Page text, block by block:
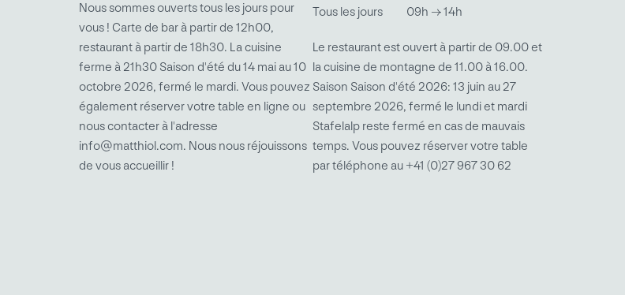
Nous sommes ouverts tous les jours pour
vous ! Carte de bar à partir de 12h00,
restaurant à partir de 18h30. La cuisine
ferme à 21h30 Saison d'été du 14 mai au 10
octobre 2026, fermé le mardi. Vous pouvez
également réserver votre table en ligne ou
nous contacter à l'adresse
info@matthiol.com. Nous nous réjouissons
de vous accueillir !
Tous les jours 09h → 14h
Le restaurant est ouvert à partir de 09.00 et
la cuisine de montagne de 11.00 à 16.00.
Saison Saison d'été 2026: 13 juin au 27
septembre 2026, fermé le lundi et mardi
Stafelalp reste fermé en cas de mauvais
temps. Vous pouvez réserver votre table
par téléphone au +41 (0)27 967 30 62